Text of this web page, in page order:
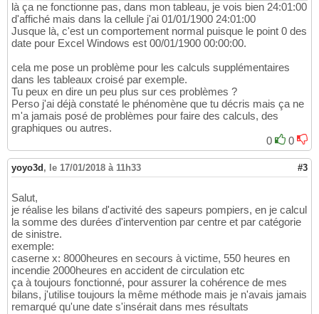
là ça ne fonctionne pas, dans mon tableau, je vois bien 24:01:00
d'affiché mais dans la cellule j'ai 01/01/1900 24:01:00
Jusque là, c'est un comportement normal puisque le point 0 des
date pour Excel Windows est 00/01/1900 00:00:00.
cela me pose un problème pour les calculs supplémentaires
dans les tableaux croisé par exemple.
Tu peux en dire un peu plus sur ces problèmes ?
Perso j'ai déjà constaté le phénomène que tu décris mais ça ne
m'a jamais posé de problèmes pour faire des calculs, des
graphiques ou autres.
0
0
yoyo3d , le 17/01/2018 à 11h33 #3
Salut,
je réalise les bilans d'activité des sapeurs pompiers, en je calcul
la somme des durées d'intervention par centre et par catégorie
de sinistre.
exemple:
caserne x: 8000heures en secours à victime, 550 heures en
incendie 2000heures en accident de circulation etc
ça à toujours fonctionné, pour assurer la cohérence de mes
bilans, j'utilise toujours la même méthode mais je n'avais jamais
remarqué qu'une date s'insérait dans mes résultats